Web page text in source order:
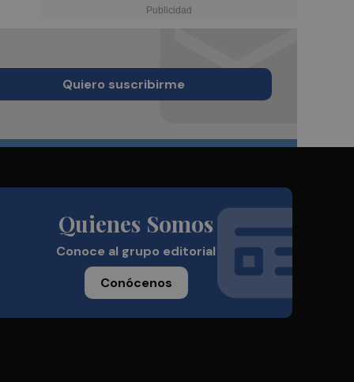
Quiero suscribirme
Quienes Somos
Conoce al grupo editorial
Conócenos